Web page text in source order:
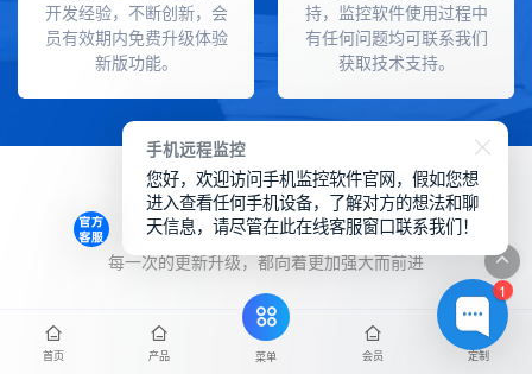
开发经验，不断创新，会
员有效期内免费升级体验
新版功能。
持，监控软件使用过程中
有任何问题均可联系我们
获取技术支持。
华鲸手机监控软件更新记录
每一次的更新升级，都向着更加强大而前进
2025-04-16
首页 产品 菜单 会员 定制
1
手机远程监控
您好，欢迎访问手机监控软件官网，假如您想
进入查看任何手机设备，了解对方的想法和聊
天信息，请尽管在此在线客服窗口联系我们！